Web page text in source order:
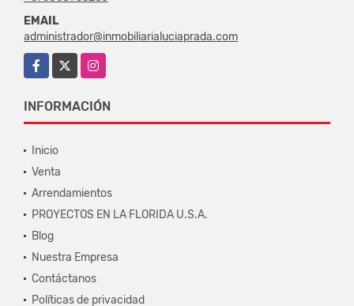
EMAIL
administrador@inmobiliarialuciaprada.com
Facebook
Instagram
INFORMACIÓN
Inicio
Venta
Arrendamientos
PROYECTOS EN LA FLORIDA U.S.A.
Blog
Nuestra Empresa
Contáctanos
Políticas de privacidad